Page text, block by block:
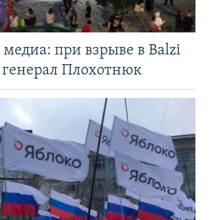
медиа: при взрыве в Balzi
генерал Плохотнюк